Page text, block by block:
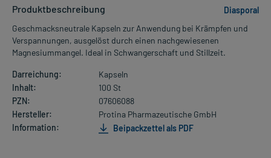
Produktbeschreibung
Diasporal
Geschmacksneutrale Kapseln zur Anwendung bei Krämpfen und
Verspannungen, ausgelöst durch einen nachgewiesenen
Magnesiummangel. Ideal in Schwangerschaft und Stillzeit.
Darreichung:
Kapseln
Inhalt:
100 St
PZN:
07606088
Hersteller:
Protina Pharmazeutische GmbH
Information:
Beipackzettel als PDF